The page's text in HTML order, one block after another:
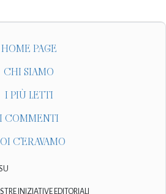
HOME PAGE
CHI SIAMO
I PIÙ LETTI
I COMMENTI
C'ERAVAMO
INIZIATIVE EDITORIALI